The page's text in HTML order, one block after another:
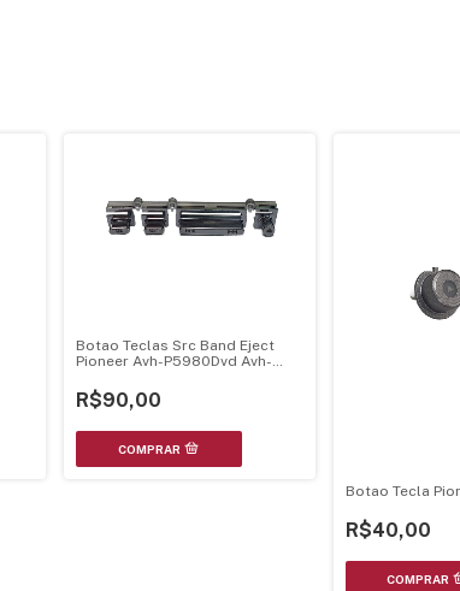
Botao Teclas Src Band Eject
Pioneer Avh-P5980Dvd Avh-
Cromado
R$90,00
Botao Tecla
R$40,00